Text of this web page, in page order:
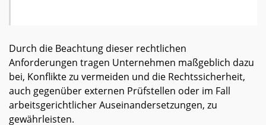
Durch die Beachtung dieser rechtlichen
Anforderungen tragen Unternehmen maßgeblich dazu
bei, Konflikte zu vermeiden und die Rechtssicherheit,
auch gegenüber externen Prüfstellen oder im Fall
arbeitsgerichtlicher Auseinandersetzungen, zu
gewährleisten.